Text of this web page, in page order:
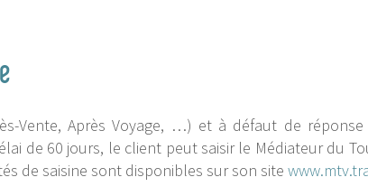
Vente, Après Voyage, …) et à défaut de
de 60 jours, le client peut saisir le Médiateur du
de saisine sont disponibles sur son site